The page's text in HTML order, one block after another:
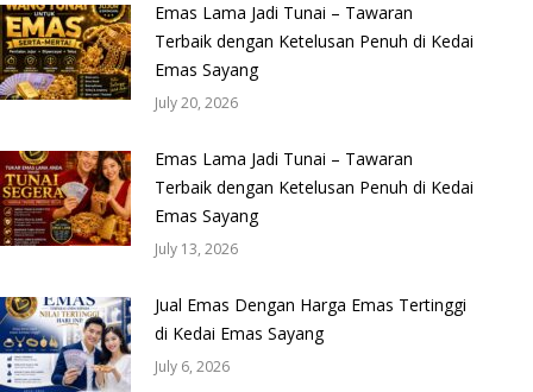
Emas Lama Jadi Tunai – Tawaran
Terbaik dengan Ketelusan Penuh di Kedai
Emas Sayang
July 20, 2026
Emas Lama Jadi Tunai – Tawaran
Terbaik dengan Ketelusan Penuh di Kedai
Emas Sayang
July 13, 2026
Jual Emas Dengan Harga Emas Tertinggi
di Kedai Emas Sayang
July 6, 2026